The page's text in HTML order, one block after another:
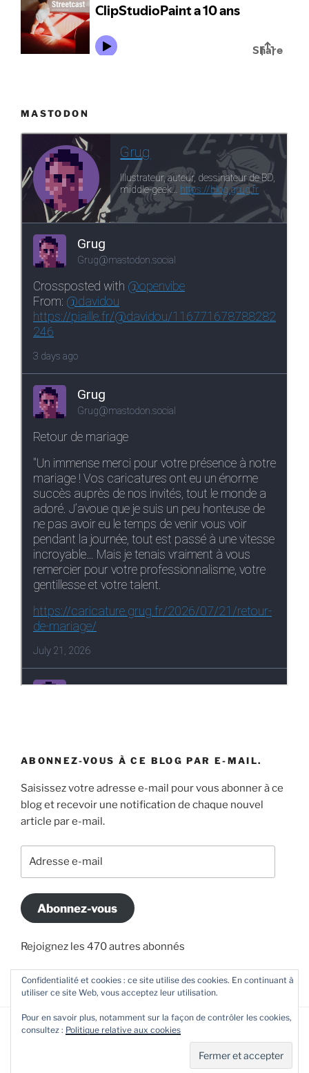
MASTODON
ABONNEZ-VOUS À CE BLOG PAR E-MAIL.
Saisissez votre adresse e-mail pour vous abonner à ce
blog et recevoir une notification de chaque nouvel
article par e-mail.
Abonnez-vous
Rejoignez les 470 autres abonnés
Politique de confidentialité
Fièrement propulsé par
Confidentialité et cookies : ce site utilise des cookies. En continuant à
utiliser ce site Web, vous acceptez leur utilisation.
Pour en savoir plus, notamment sur la façon de contrôler les cookies,
consultez : Politique relative aux cookies